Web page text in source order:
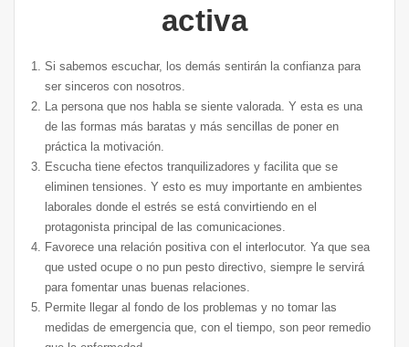
activa
Si sabemos escuchar, los demás sentirán la confianza para
ser sinceros con nosotros.
La persona que nos habla se siente valorada. Y esta es una
de las formas más baratas y más sencillas de poner en
práctica la motivación.
Escucha tiene efectos tranquilizadores y facilita que se
eliminen tensiones. Y esto es muy importante en ambientes
laborales donde el estrés se está convirtiendo en el
protagonista principal de las comunicaciones.
Favorece una relación positiva con el interlocutor. Ya que sea
que usted ocupe o no pun pesto directivo, siempre le servirá
para fomentar unas buenas relaciones.
Permite llegar al fondo de los problemas y no tomar las
medidas de emergencia que, con el tiempo, son peor remedio